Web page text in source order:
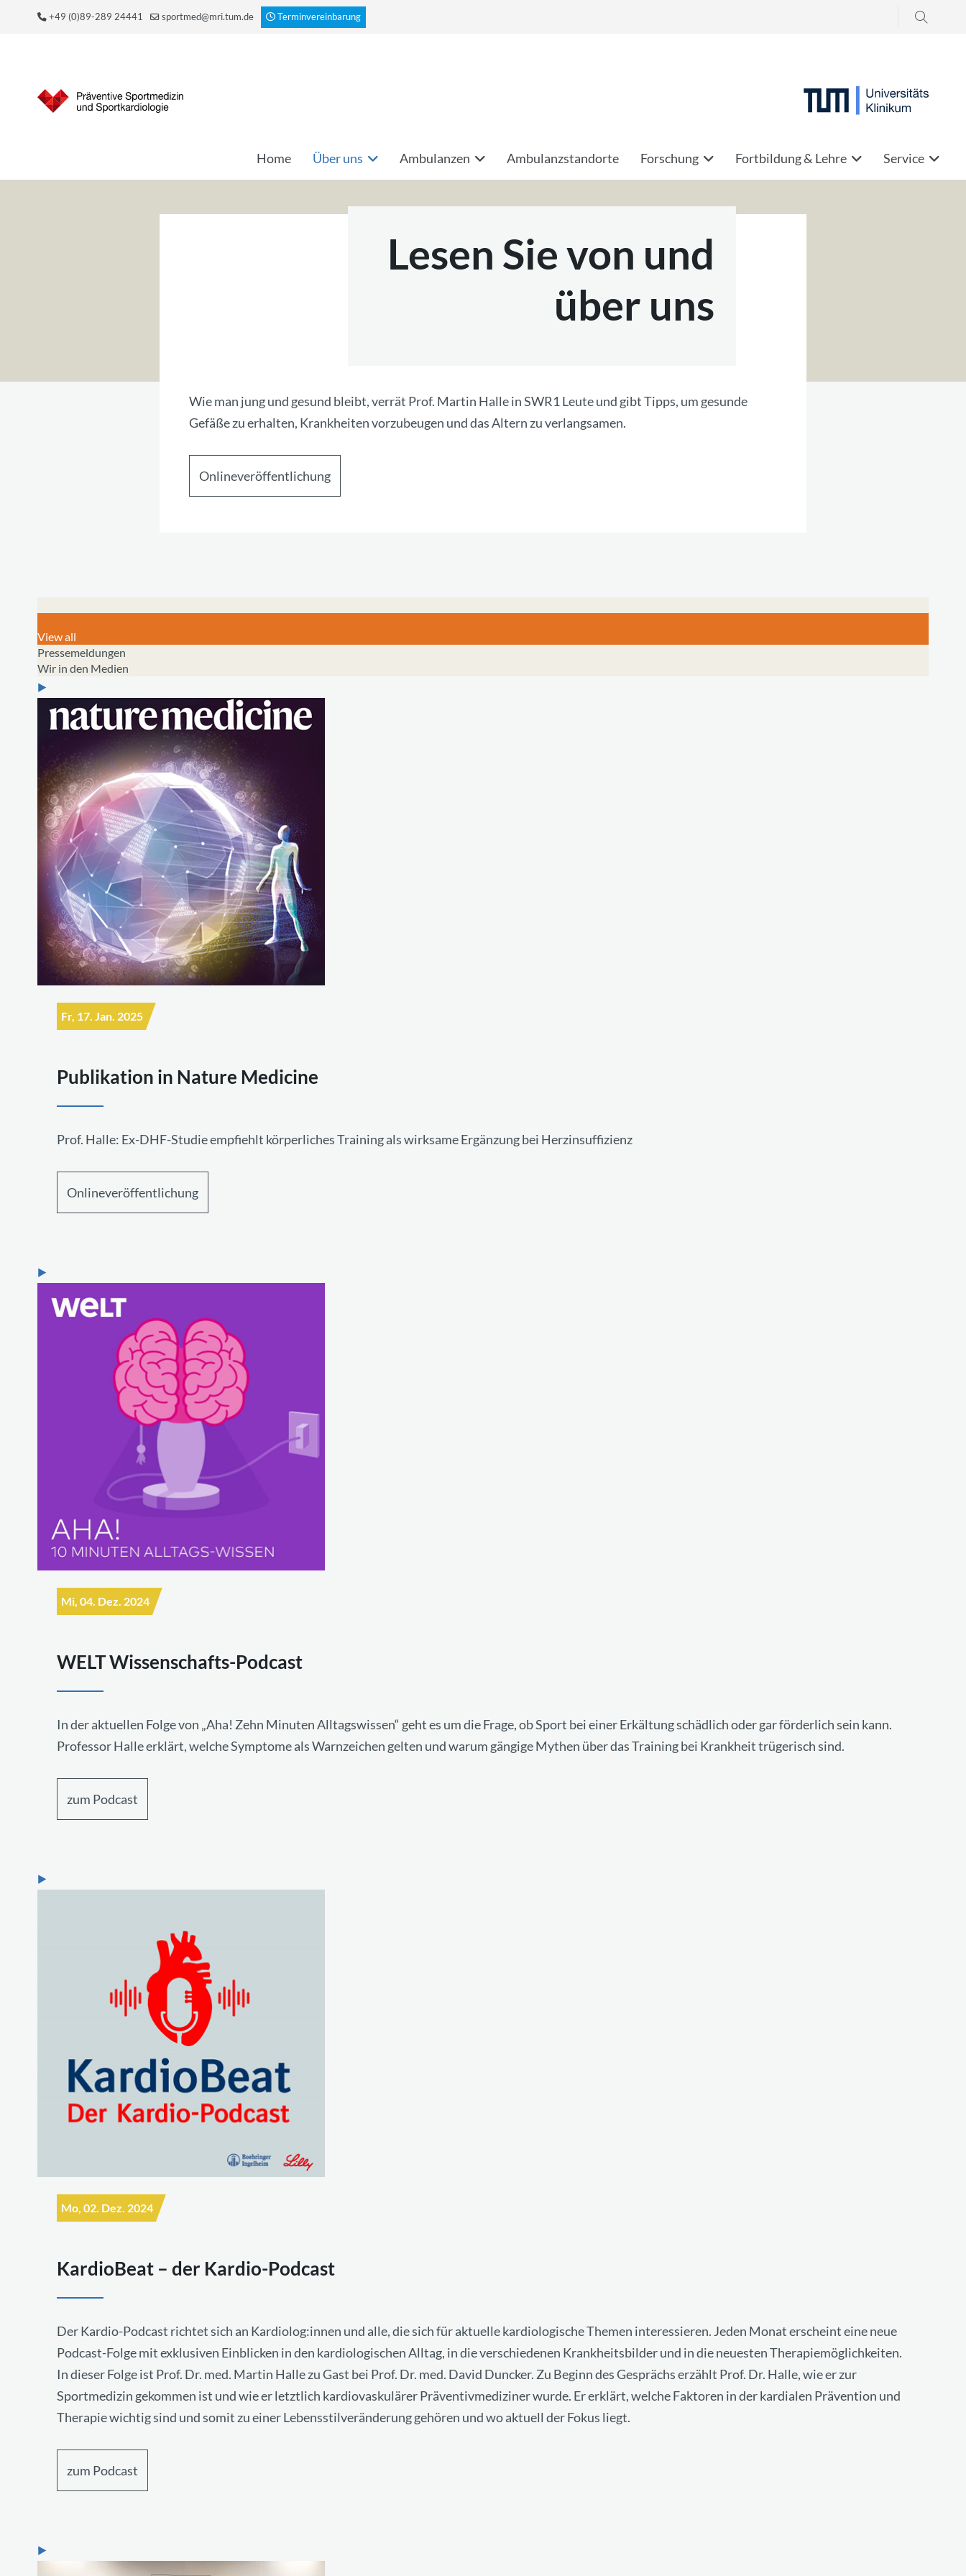
+49 (0)89-289 24441 sportmed@mri.tum.de Terminvereinbarung
Suchen
Home Über uns Ambulanzen Ambulanzstandorte Forschung Fortbildung & Lehre Service
Lesen Sie von und
über uns
Wie man jung und gesund bleibt, verrät Prof. Martin Halle in SWR1 Leute und gibt Tipps, um gesunde
Gefäße zu erhalten, Krankheiten vorzubeugen und das Altern zu verlangsamen.
Onlineveröffentlichung
View all
Pressemeldungen
Wir in den Medien
Fr, 17. Jan. 2025
Publikation in Nature Medicine
Prof. Halle: Ex-DHF-Studie empfiehlt körperliches Training als wirksame Ergänzung bei Herzinsuffizienz
Onlineveröffentlichung
Mi, 04. Dez. 2024
WELT Wissenschafts-Podcast
In der aktuellen Folge von „Aha! Zehn Minuten Alltagswissen“ geht es um die Frage, ob Sport bei einer Erkältung schädlich oder gar förderlich sein kann.
Professor Halle erklärt, welche Symptome als Warnzeichen gelten und warum gängige Mythen über das Training bei Krankheit trügerisch sind.
zum Podcast
Mo, 02. Dez. 2024
KardioBeat – der Kardio-Podcast
Der Kardio-Podcast richtet sich an Kardiolog:innen und alle, die sich für aktuelle kardiologische Themen interessieren. Jeden Monat erscheint eine neue
Podcast-Folge mit exklusiven Einblicken in den kardiologischen Alltag, in die verschiedenen Krankheitsbilder und in die neuesten Therapiemöglichkeiten.
In dieser Folge ist Prof. Dr. med. Martin Halle zu Gast bei Prof. Dr. med. David Duncker. Zu Beginn des Gesprächs erzählt Prof. Dr. Halle, wie er zur
Sportmedizin gekommen ist und wie er letztlich kardiovaskulärer Präventivmediziner wurde. Er erklärt, welche Faktoren in der kardialen Prävention und
Therapie wichtig sind und somit zu einer Lebensstilveränderung gehören und wo aktuell der Fokus liegt.
zum Podcast